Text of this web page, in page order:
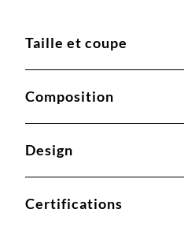
Taille et coupe
Composition
Design
Certifications